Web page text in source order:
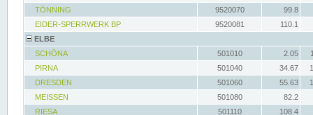
TÖNNING
9520070
99.8
EIDER-SPERRWERK BP
9520081
110.1
ELBE
SCHÖNA
501010 2.05
PIRNA
501040 34.67
DRESDEN
501060 55.63
MEISSEN
501080
82.2
RIESA
501110
108.4